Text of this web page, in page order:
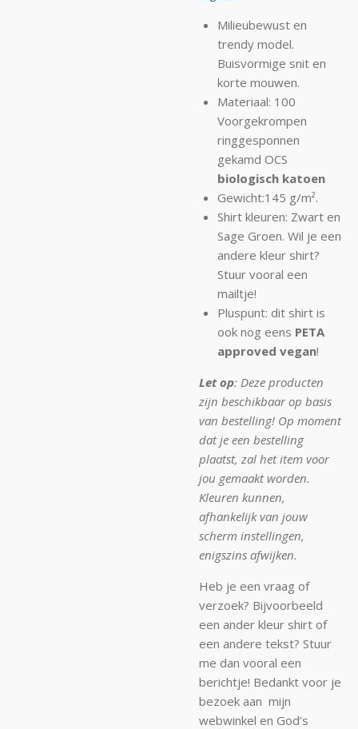
Milieubewust en
trendy model.
Buisvormige snit en
korte mouwen.
Materiaal: 100
Voorgekrompen
ringgesponnen
gekamd OCS
biologisch katoen
Gewicht:145 g/m².
Shirt kleuren: Zwart en
Sage Groen. Wil je een
andere kleur shirt?
Stuur vooral een
mailtje!
Pluspunt: dit shirt is
ook nog eens PETA
approved vegan!
Let op: Deze producten
zijn beschikbaar op basis
van bestelling! Op moment
dat je een bestelling
plaatst, zal het item voor
jou gemaakt worden.
Kleuren kunnen,
afhankelijk van jouw
scherm instellingen,
enigszins afwijken.
Heb je een vraag of
verzoek? Bijvoorbeeld
een ander kleur shirt of
een andere tekst? Stuur
me dan vooral een
berichtje! Bedankt voor je
bezoek aan mijn
webwinkel en God’s